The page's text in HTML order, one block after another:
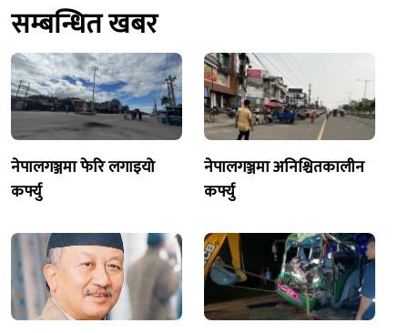
सम्बन्धित खबर
नेपालगञ्जमा फेरि लगाइयो
कर्फ्यु
नेपालगञ्जमा अनिश्चितकालीन
कर्फ्यु